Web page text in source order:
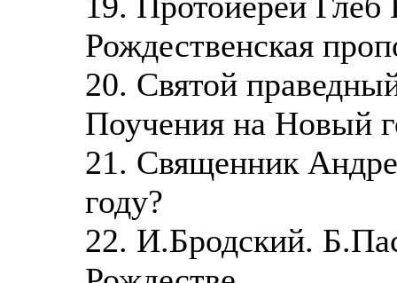
Рождественская
20. Святой
Поучения на Новый
21. Священник
году?
22. И.Бродский.